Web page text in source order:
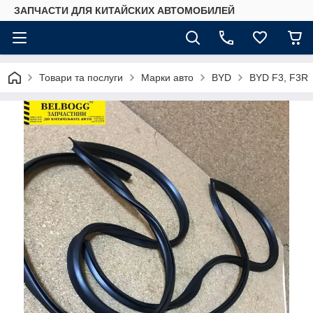
ЗАПЧАСТИ ДЛЯ КИТАЙСКИХ АВТОМОБИЛЕЙ
Товари та послуги Марки авто BYD BYD F3, F3R